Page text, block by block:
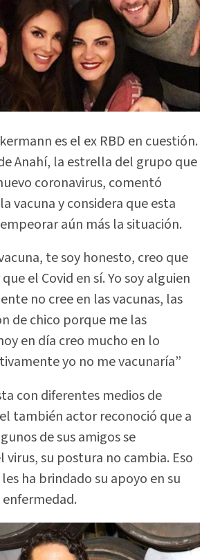
es el ex RBD en cuestión.
Anahí, la estrella del grupo que
coronavirus, comentó
vacuna y considera que esta
aún más la situación.
te soy honesto, creo que
el Covid en sí. Yo soy alguien
no cree en las vacunas, las
de chico porque me las
en día creo mucho en lo
yo no me vacunaría”
con diferentes medios de
también actor reconoció que a
de sus amigos se
su postura no cambia. Eso
ha brindado su apoyo en su